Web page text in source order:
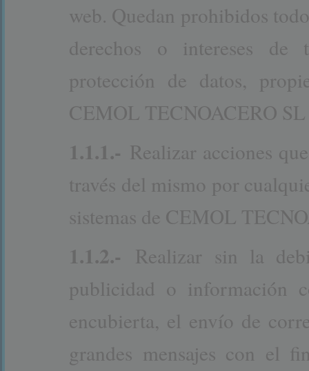
web. Quedan prohibidos
derechos o intereses de
protección de datos,
CEMOL TECNOACERO
1.1.1.- Realizar acciones
través del mismo por
sistemas de CEMOL
1.1.2.- Realizar sin la
publicidad o información
encubierta, el envío de
grandes mensajes con el